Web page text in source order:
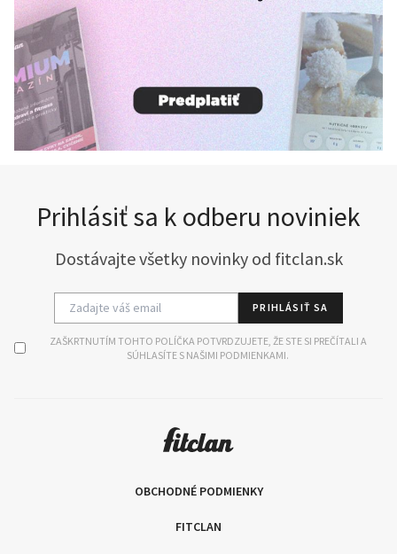
Prihlásiť sa k odberu noviniek
Dostávajte všetky novinky od fitclan.sk
PRIHLÁSIŤ SA
ZAŠKRTNUTÍM TOHTO POLÍČKA POTVRDZUJETE, ŽE STE SI PREČÍTALI A
SÚHLASÍTE S NAŠIMI PODMIENKAMI.
OBCHODNÉ PODMIENKY
FITCLAN